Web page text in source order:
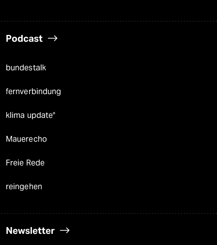
Podcast
bundestalk
fernverbindung
klima update°
Mauerecho
Freie Rede
reingehen
Newsletter